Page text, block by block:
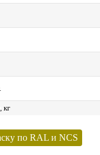
кг
по RAL и NCS